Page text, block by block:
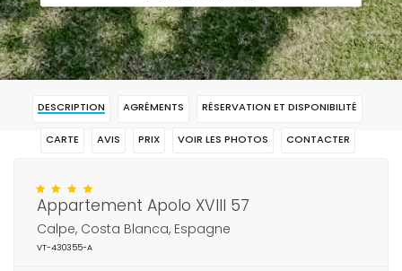
DESCRIPTION AGRÉMENTS RÉSERVATION ET DISPONIBILITÉ
CARTE AVIS PRIX VOIR LES PHOTOS CONTACTER
Appartement Apolo XVIII 57
Calpe, Costa Blanca, Espagne
VT-430355-A